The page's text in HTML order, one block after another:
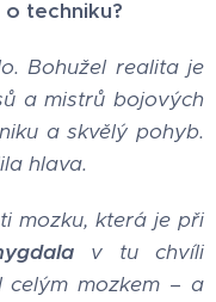
techniku?
Bohužel realita je
a mistrů bojových
a skvělý pohyb.
hlava.
mozku, která je při
v tu chvíli
celým mozkem – a